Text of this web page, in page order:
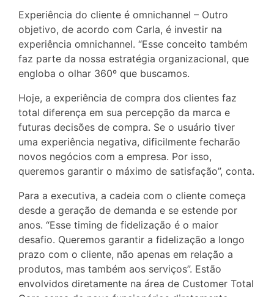
Experiência do cliente é omnichannel – Outro
objetivo, de acordo com Carla, é investir na
experiência omnichannel. “Esse conceito também
faz parte da nossa estratégia organizacional, que
engloba o olhar 360º que buscamos.
Hoje, a experiência de compra dos clientes faz
total diferença em sua percepção da marca e
futuras decisões de compra. Se o usuário tiver
uma experiência negativa, dificilmente fecharão
novos negócios com a empresa. Por isso,
queremos garantir o máximo de satisfação”, conta.
Para a executiva, a cadeia com o cliente começa
desde a geração de demanda e se estende por
anos. “Esse timing de fidelização é o maior
desafio. Queremos garantir a fidelização a longo
prazo com o cliente, não apenas em relação a
produtos, mas também aos serviços”. Estão
envolvidos diretamente na área de Customer Total